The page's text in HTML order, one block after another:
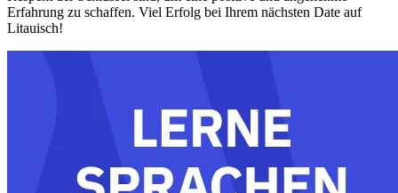
Erfahrung zu schaffen. Viel Erfolg bei Ihrem nächsten Date auf
Litauisch!